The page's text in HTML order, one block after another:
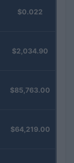
$0.022
$2,034.90
$85,763.00
$64,219.00